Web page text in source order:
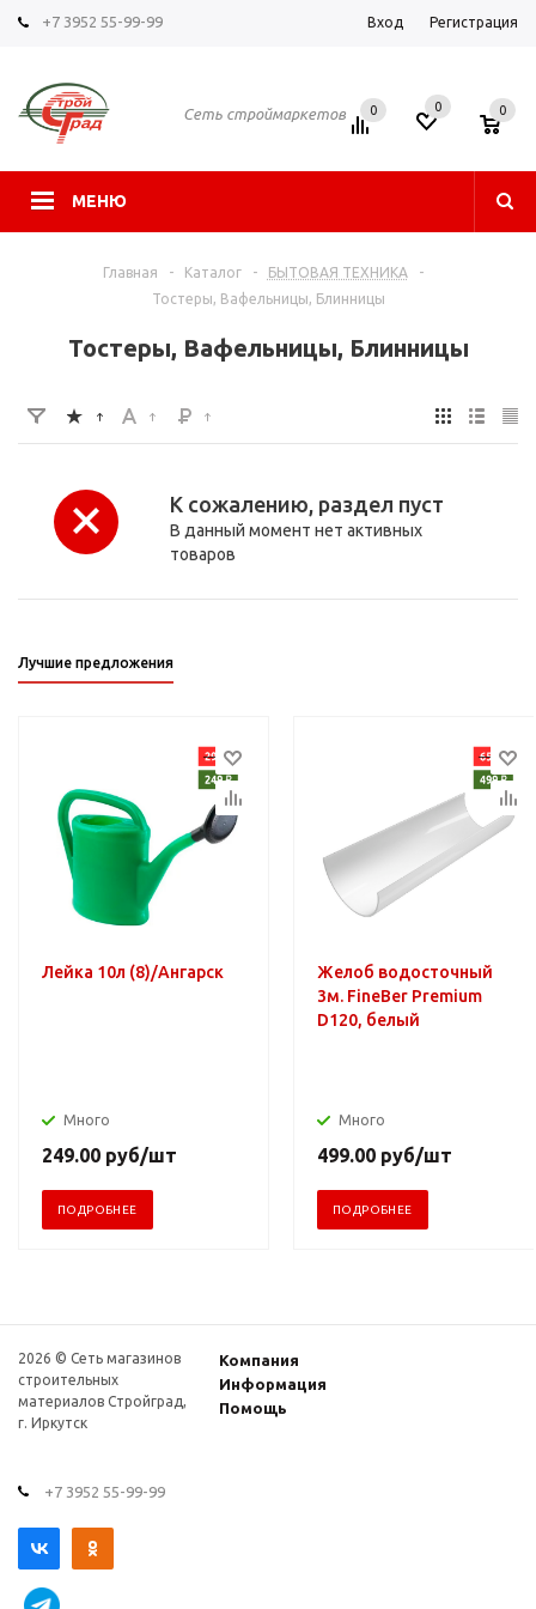
+7 3952 55-99-99 Вход Регистрация
Сеть строймаркетов
МЕНЮ
0 0 0
Главная - Каталог - БЫТОВАЯ ТЕХНИКА
-
Тостеры, Вафельницы, Блинницы
Тостеры, Вафельницы, Блинницы
К сожалению, раздел пуст
В данный момент нет активных
товаров
Лучшие предложения
Лейка 10л (8)/Ангарск
Много
249.00 руб/шт
ПОДРОБНЕЕ
Желоб водосточный
3м. FineBer Premium
D120, белый
Много
499.00 руб/шт
ПОДРОБНЕЕ
2026 © Сеть магазинов
строительных
материалов Стройград,
г. Иркутск
Компания
Информация
Помощь
+7 3952 55-99-99